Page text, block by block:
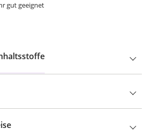
gut geeignet